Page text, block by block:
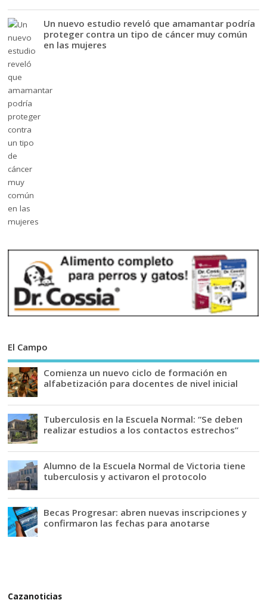
Un nuevo estudio reveló que amamantar podría
proteger contra un tipo de cáncer muy común
en las mujeres
El Campo
Comienza un nuevo ciclo de formación en
alfabetización para docentes de nivel inicial
Tuberculosis en la Escuela Normal: “Se deben
realizar estudios a los contactos estrechos”
Alumno de la Escuela Normal de Victoria tiene
tuberculosis y activaron el protocolo
Becas Progresar: abren nuevas inscripciones y
confirmaron las fechas para anotarse
Cazanoticias